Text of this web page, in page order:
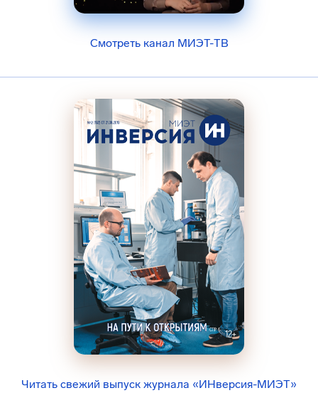
Смотреть канал МИЭТ-ТВ
Читать свежий выпуск журнала «ИНверсия-МИЭТ»